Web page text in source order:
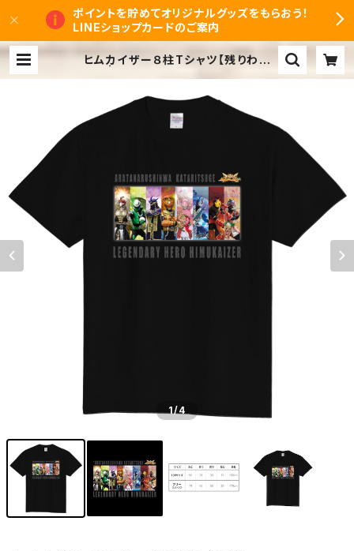
ポイントを貯めてオリジナルグッズをもらおう！
LINEショップカードのご案内
ヒムカイザー８柱Tシャツ【残りわず
1/4